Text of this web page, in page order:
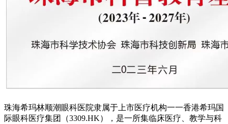
珠海希玛林顺潮眼科医院隶属于上市医疗机构一一香港希玛国
际眼科医疗集团（3309.HK），是一所集临床医疗、教学与科